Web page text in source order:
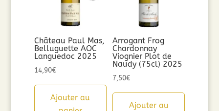
Château Paul Mas,
Belluguette AOC
Languedoc 2025
14,90€
Ajouter au
Arrogant Frog
Chardonnay
Viognier Plot de
Naudy (75cl) 2025
7,50€
Ajouter au